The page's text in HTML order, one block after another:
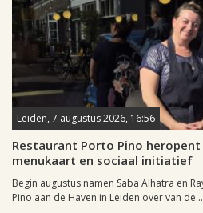
Leiden, 7 augustus 2026, 16:56
Restaurant Porto Pino
menukaart en sociaal initiatief
Begin augustus namen Saba Alhatra en
Pino aan de Haven in Leiden over van de...